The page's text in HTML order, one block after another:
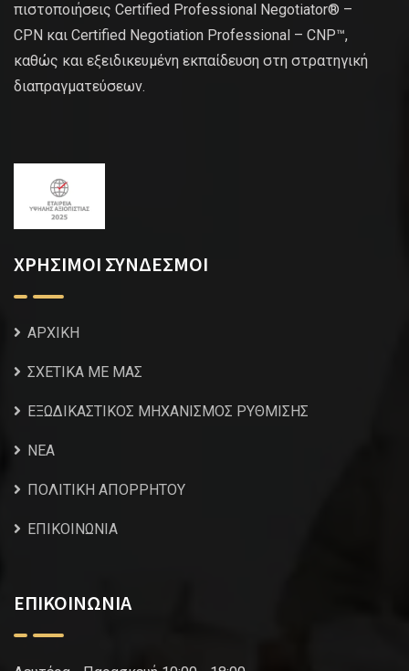
πιστοποιήσεις Certified Professional Negotiator® –
CPN και Certified Negotiation Professional – CNP™,
καθώς και εξειδικευμένη εκπαίδευση στη στρατηγική
διαπραγματεύσεων.
ΧΡΗΣΙΜΟΙ ΣΥΝΔΕΣΜΟΙ
ΑΡΧΙΚΗ
ΣΧΕΤΙΚΑ ΜΕ ΜΑΣ
ΕΞΩΔΙΚΑΣΤΙΚΟΣ ΜΗΧΑΝΙΣΜΟΣ ΡΥΘΜΙΣΗΣ
NEA
ΠΟΛΙΤΙΚΗ ΑΠΟΡΡΗΤΟΥ
ΕΠΙΚΟΙΝΩΝΙΑ
ΕΠΙΚΟΙΝΩΝΙΑ